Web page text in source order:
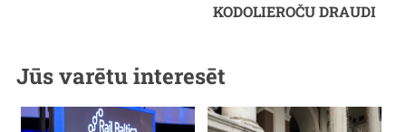
KODOLIEROČU DRAUDI
Jūs varētu interesēt